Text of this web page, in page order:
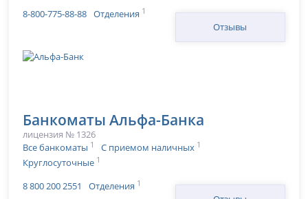
8-800-775-88-88 Отделения 1
Отзывы
Банкоматы Альфа-Банка
лицензия № 1326
Все банкоматы 1 С приемом наличных 1
Круглосуточные 1
8 800 200 2551 Отделения 1